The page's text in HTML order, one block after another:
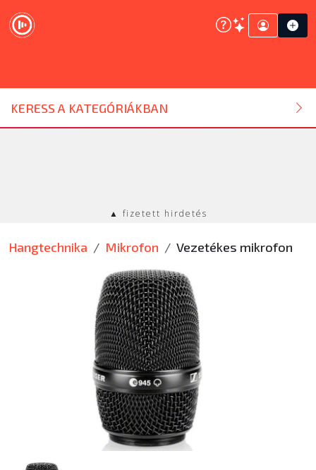
KERESS A KATEGÓRIÁKBAN
DJ ESZKÖZ
HANGTECHNIKA
EGYÉB
SZOLGÁLTATÁSOK
▲ fizetett hirdetés
Hangtechnika Mikrofon Vezetékes mikrofon